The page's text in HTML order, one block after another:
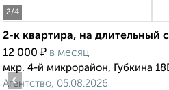
2/4
2-к квартира, на длительный
12 000 ₽ в месяц
мкр. 4-й микрорайон, Губкина
Агентство, 05.08.2026
‹